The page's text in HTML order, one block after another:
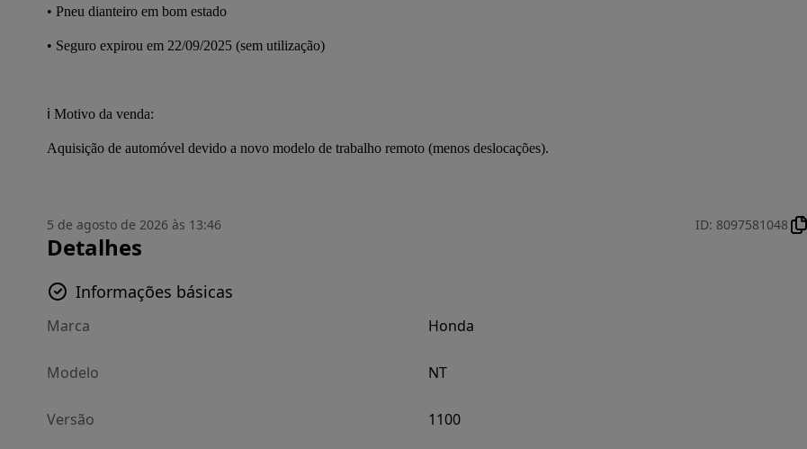
• Pneu dianteiro em bom estado
• Seguro expirou em 22/09/2025 (sem utilização)
ℹ️ Motivo da venda:
Aquisição de automóvel devido a novo modelo de trabalho remoto (menos deslocações).
5 de agosto de 2026 às 13:46 ID: 8097581048
Detalhes
Informações básicas
Marca Honda
Modelo NT
Versão 1100